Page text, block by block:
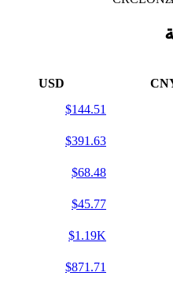
USD
$144.51
$391.63
$68.48
$45.77
$1.19K
$871.71